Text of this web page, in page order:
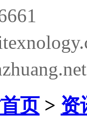
页> 资